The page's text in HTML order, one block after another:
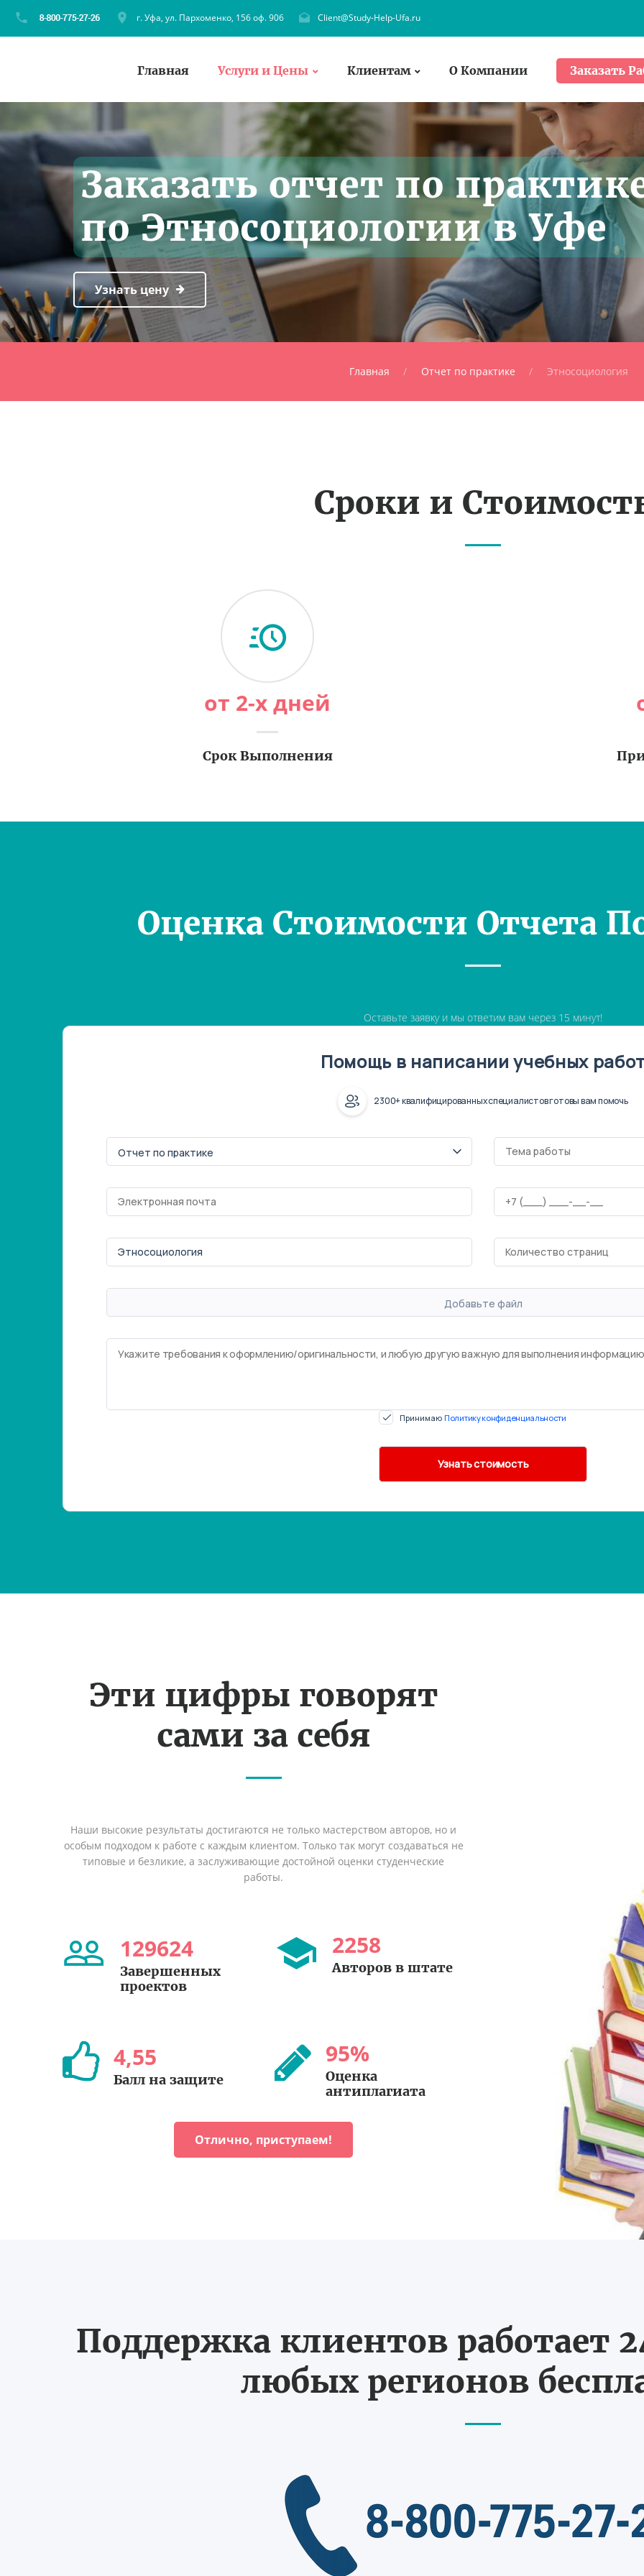
г. Уфа, ул. Пархоменко, 156 оф. 906 Client@Study-Help-Ufa.ru
Главная Услуги и Цены Клиентам О Компании Заказать
Заказать отчет по
по Этносоциологии в Уфе
Узнать цену
Главная Отчет по практике Этносоциология
Сроки и
от 2-х дней
Срок Выполнения
Оценка Стоимости Отчета
Оставьте заявку и мы ответим вам через 15 минут!
Помощь в написании учебных
2300+ квалифицированных специалистов готовы вам помочь
Добавьте файл
Принимаю Политику конфиденциальности
Эти цифры говорят
сами за себя
Наши высокие результаты достигаются не только мастерством авторов, но и
особым подходом к работе с каждым клиентом. Только так могут создаваться не
типовые и безликие, а заслуживающие достойной оценки студенческие
работы.
129624
Завершенных
проектов
2258
Авторов в штате
4,55
Балл на защите
95%
Оценка
антиплагиата
Отлично, приступаем!
Поддержка клиентов работает
любых регионов